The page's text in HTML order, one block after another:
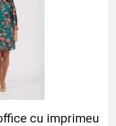
cu imprimeu